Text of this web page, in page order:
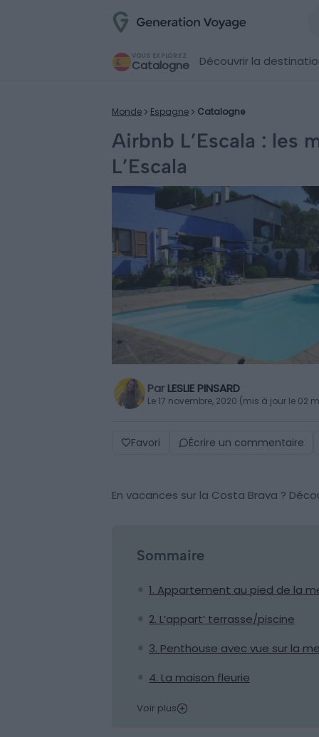
VOUS EXPLOREZ
Catalogne Découvrir la
Monde Espagne Catalogne
Airbnb L’Escala : les
L’Escala
Par LESLIE PINSARD
Le 17 novembre, 2020 (mis à jour le 02
Favori Écrire un commentaire
En vacances sur la Costa Brava ?
Sommaire
1. Appartement au pied de la
2. L’appart’ terrasse/piscine
3. Penthouse avec vue sur la
4. La maison fleurie
Voir plus